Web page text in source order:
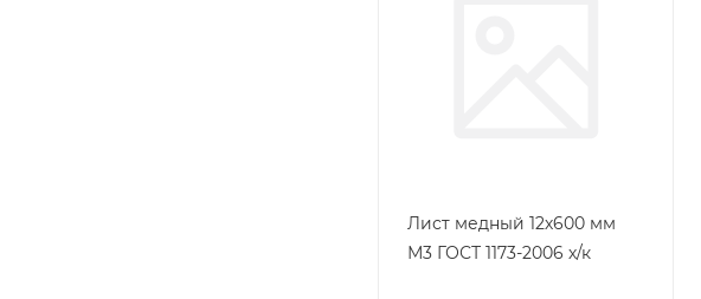
Лист медный 12х600 мм
М3 ГОСТ 1173-2006 х/к